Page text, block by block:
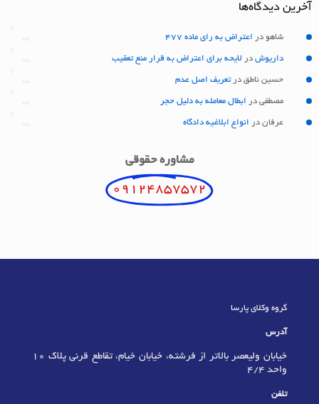
آخرین دیدگاه‌ها
شاهو در اعتراض به رای ماده 477
داریوش در لایحه برای اعتراض به قرار منع تعقیب
حسین ناطق درتعریف اصل عدم
مصطفی در ابطال معامله به دلیل حجر
عرفان در انواع ابلاغیه دادگاه
مشاوره حقوقی
09124857572
گروه وکلای پارسا
آدرس
خیابان ولیعصر بالاتر از فرشته، خیابان خیام، تقاطع قرنی پلاک 10
واحد 4/4
تلفن